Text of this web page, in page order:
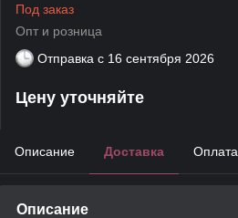
Под заказ
Опт и розница
Отправка с 16 сентября 2026
Цену уточняйте
Описание Доставка Оплата
Описание